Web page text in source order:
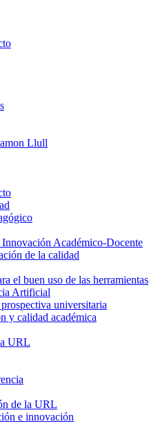
Llull
Académico-Docente
de la calidad
el buen uso de las herramientas
Artificial
universitaria
y calidad académica
URL
de la URL
e innovación